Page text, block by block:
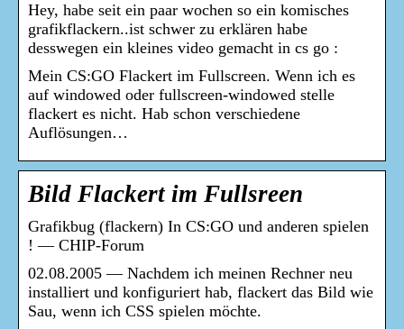
Hey, habe seit ein paar wochen so ein komisches
grafikflackern..ist schwer zu erklären habe
desswegen ein kleines video gemacht in cs go :
Mein CS:GO Flackert im Fullscreen. Wenn ich es
auf windowed oder fullscreen-windowed stelle
flackert es nicht. Hab schon verschiedene
Auflösungen…
Bild Flackert im Fullsreen
Grafikbug (flackern) In CS:GO und anderen spielen
! — CHIP-Forum
02.08.2005 — Nachdem ich meinen Rechner neu
installiert und konfiguriert hab, flackert das Bild wie
Sau, wenn ich CSS spielen möchte.